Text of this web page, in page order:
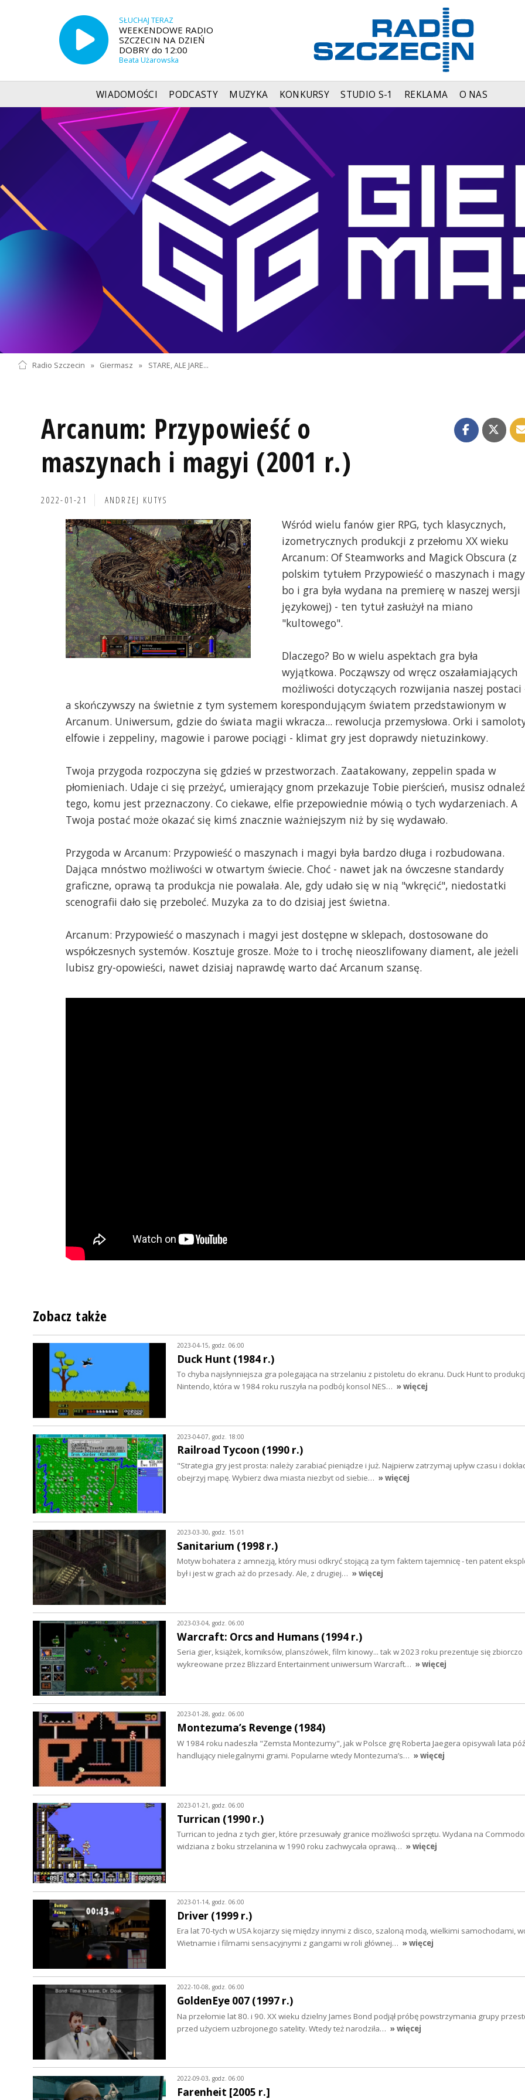
SŁUCHAJ TERAZ
WEEKENDOWE RADIO
SZCZECIN NA DZIEŃ
DOBRY do 12:00
Beata Użarowska
WIADOMOŚCI PODCASTY MUZYKA KONKURSY STUDIO S-1 REKLAMA O NAS
Radio Szczecin » Giermasz » STARE, ALE JARE...
Arcanum: Przypowieść o
maszynach i magyi (2001 r.)
2022-01-21 ANDRZEJ KUTYS
Wśród wielu fanów gier RPG, tych klasycznych,
izometrycznych produkcji z przełomu XX wieku
Arcanum: Of Steamworks and Magick Obscura (z
polskim tytułem Przypowieść o maszynach i
bo i gra była wydana na premierę w naszej wersji
językowej) - ten tytuł zasłużył na miano
"kultowego".
Dlaczego? Bo w wielu aspektach gra była
wyjątkowa. Począwszy od wręcz oszałamiających
możliwości dotyczących rozwijania naszej postaci
a skończywszy na świetnie z tym systemem korespondującym światem przedstawionym w
Arcanum. Uniwersum, gdzie do świata magii wkracza... rewolucja przemysłowa. Orki i
elfowie i zeppeliny, magowie i parowe pociągi - klimat gry jest doprawdy nietuzinkowy.
Twoja przygoda rozpoczyna się gdzieś w przestworzach. Zaatakowany, zeppelin spada w
płomieniach. Udaje ci się przeżyć, umierający gnom przekazuje Tobie pierścień, musisz
tego, komu jest przeznaczony. Co ciekawe, elfie przepowiednie mówią o tych wydarzeniach. A
Twoja postać może okazać się kimś znacznie ważniejszym niż by się wydawało.
Przygoda w Arcanum: Przypowieść o maszynach i magyi była bardzo długa i rozbudowana.
Dająca mnóstwo możliwości w otwartym świecie. Choć - nawet jak na ówczesne standardy
graficzne, oprawą ta produkcja nie powalała. Ale, gdy udało się w nią "wkręcić", niedostatki
scenografii dało się przeboleć. Muzyka za to do dzisiaj jest świetna.
Arcanum: Przypowieść o maszynach i magyi jest dostępne w sklepach, dostosowane do
współczesnych systemów. Kosztuje grosze. Może to i trochę nieoszlifowany diament, ale jeżeli
lubisz gry-opowieści, nawet dzisiaj naprawdę warto dać Arcanum szansę.
Zobacz także
2023-04-15, godz. 06:00
Duck Hunt (1984 r.)
To chyba najsłynniejsza gra polegająca na strzelaniu z pistoletu do ekranu. Duck Hunt to
Nintendo, która w 1984 roku ruszyła na podbój konsol NES… » więcej
2023-04-07, godz. 18:00
Railroad Tycoon (1990 r.)
"Strategia gry jest prosta: należy zarabiać pieniądze i już. Najpierw zatrzymaj upływ czasu i
obejrzyj mapę. Wybierz dwa miasta niezbyt od siebie… » więcej
2023-03-30, godz. 15:01
Sanitarium (1998 r.)
Motyw bohatera z amnezją, który musi odkryć stojącą za tym faktem tajemnicę - ten patent
był i jest w grach aż do przesady. Ale, z drugiej… » więcej
2023-03-04, godz. 06:00
Warcraft: Orcs and Humans (1994 r.)
Seria gier, książek, komiksów, planszówek, film kinowy... tak w 2023 roku prezentuje się zbiorczo
wykreowane przez Blizzard Entertainment uniwersum Warcraft… » więcej
2023-01-28, godz. 06:00
Montezuma’s Revenge (1984)
W 1984 roku nadeszła "Zemsta Montezumy", jak w Polsce grę Roberta Jaegera opisywali lata
handlujący nielegalnymi grami. Popularne wtedy Montezuma’s… » więcej
2023-01-21, godz. 06:00
Turrican (1990 r.)
Turrican to jedna z tych gier, które przesuwały granice możliwości sprzętu. Wydana na
widziana z boku strzelanina w 1990 roku zachwycała oprawą… » więcej
2023-01-14, godz. 06:00
Driver (1999 r.)
Era lat 70-tych w USA kojarzy się między innymi z disco, szaloną modą, wielkimi samochodami,
Wietnamie i filmami sensacyjnymi z gangami w roli głównej… » więcej
2022-10-08, godz. 06:00
GoldenEye 007 (1997 r.)
Na przełomie lat 80. i 90. XX wieku dzielny James Bond podjął próbę powstrzymania grupy
przed użyciem uzbrojonego satelity. Wtedy też narodziła… » więcej
2022-09-03, godz. 06:00
Farenheit [2005 r.]